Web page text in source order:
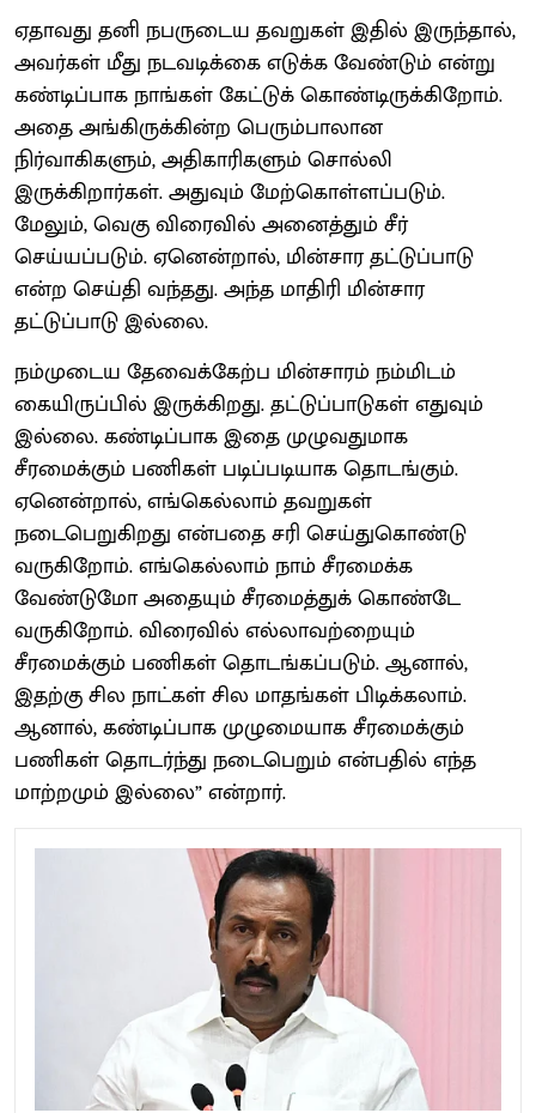
ஏதாவது தனி நபருடைய தவறுகள் இதில் இருந்தால்,
அவர்கள் மீது நடவடிக்கை எடுக்க வேண்டும் என்று
கண்டிப்பாக நாங்கள் கேட்டுக் கொண்டிருக்கிறோம்.
அதை அங்கிருக்கின்ற பெரும்பாலான
நிர்வாகிகளும், அதிகாரிகளும் சொல்லி
இருக்கிறார்கள். அதுவும் மேற்கொள்ளப்படும்.
மேலும், வெகு விரைவில் அனைத்தும் சீர்
செய்யப்படும். ஏனென்றால், மின்சார தட்டுப்பாடு
என்ற செய்தி வந்தது. அந்த மாதிரி மின்சார
தட்டுப்பாடு இல்லை.
நம்முடைய தேவைக்கேற்ப மின்சாரம் நம்மிடம்
கையிருப்பில் இருக்கிறது. தட்டுப்பாடுகள் எதுவும்
இல்லை. கண்டிப்பாக இதை முழுவதுமாக
சீரமைக்கும் பணிகள் படிப்படியாக தொடங்கும்.
ஏனென்றால், எங்கெல்லாம் தவறுகள்
நடைபெறுகிறது என்பதை சரி செய்துகொண்டு
வருகிறோம். எங்கெல்லாம் நாம் சீரமைக்க
வேண்டுமோ அதையும் சீரமைத்துக் கொண்டே
வருகிறோம். விரைவில் எல்லாவற்றையும்
சீரமைக்கும் பணிகள் தொடங்கப்படும். ஆனால்,
இதற்கு சில நாட்கள் சில மாதங்கள் பிடிக்கலாம்.
ஆனால், கண்டிப்பாக முழுமையாக சீரமைக்கும்
பணிகள் தொடர்ந்து நடைபெறும் என்பதில் எந்த
மாற்றமும் இல்லை” என்றார்.